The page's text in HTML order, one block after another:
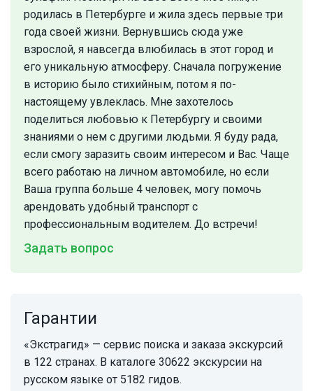
родилась в Петербурге и жила здесь первые три
года своей жизни. Вернувшись сюда уже
взрослой, я навсегда влюбилась в этот город и
его уникальную атмосферу. Сначала погружение
в историю было стихийным, потом я по-
настоящему увлеклась. Мне захотелось
поделиться любовью к Петербургу и своими
знаниями о нем с другими людьми. Я буду рада,
если смогу заразить своим интересом и Вас. Чаще
всего работаю на личном автомобиле, но если
Ваша группа больше 4 человек, могу помочь
арендовать удобный транспорт с
профессиональным водителем. До встречи!
Задать вопрос
Гарантии
«Экстрагид» — сервис поиска и заказа экскурсий
в 122 странах. В каталоге 30622 экскурсии на
русском языке от 5182 гидов.